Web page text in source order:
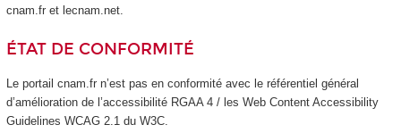
cnam.fr et lecnam.net.
ÉTAT DE CONFORMITÉ
Le portail cnam.fr n’est pas en conformité avec le référentiel général
d’amélioration de l’accessibilité RGAA 4 / les Web Content Accessibility
Guidelines WCAG 2.1 du W3C.